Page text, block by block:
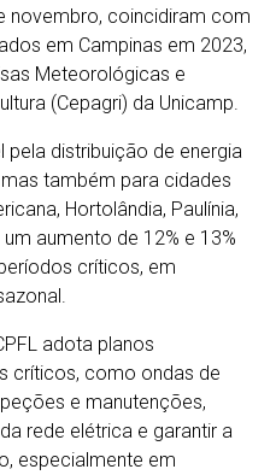
novembro, coincidiram com
em Campinas em 2023,
Meteorológicas e
(Cepagri) da Unicamp.
pela distribuição de energia
também para cidades
Hortolândia, Paulínia,
aumento de 12% e 13%
críticos, em
adota planos
críticos, como ondas de
e manutenções,
rede elétrica e garantir a
especialmente em